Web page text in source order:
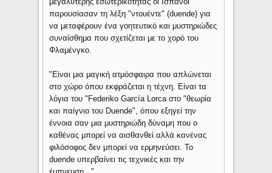
παρουσίασαν τη λέξη "ντουέντε" (duende) για
να μεταφέρουν ένα γοητευτικό και μυστηριώδες
συναίσθημα που σχετίζεται με το χορό του
Φλαμένγκο.
"Είναι μια μαγική ατμόσφαιρα που απλώνεται
στο χώρο όπου εκφράζεται η τέχνη. Είναι τα
λόγια του "Federiko García Lorca στο "θεωρία
και παίγνιο του Duende", όπου εξηγεί την
έννοια σαν μια μυστηριώδη δύναμη που ο
καθένας μπορεί να αισθανθεί αλλά κανένας
φιλόσοφος δεν μπορεί να ερμηνεύσει. Το
duende υπερβαίνει τις τεχνικές και την